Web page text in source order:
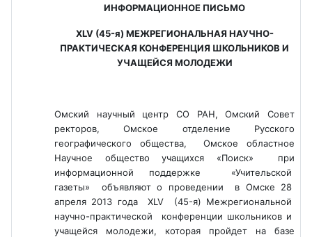
ИНФОРМАЦИОННОЕ ПИСЬМО
XLV (45-я) МЕЖРЕГИОНАЛЬНАЯ НАУЧНО-
ПРАКТИЧЕСКАЯ КОНФЕРЕНЦИЯ ШКОЛЬНИКОВ И
УЧАЩЕЙСЯ МОЛОДЕЖИ
Омский научный центр СО РАН, Омский Совет
ректоров, Омское отделение Русского
географического общества, Омское областное
Научное общество учащихся «Поиск» при
информационной поддержке «Учительской
газеты» объявляют о проведении в Омске 28
апреля 2013 года XLV (45-я) Межрегиональной
научно-практической конференции школьников и
учащейся молодежи, которая пройдет на базе